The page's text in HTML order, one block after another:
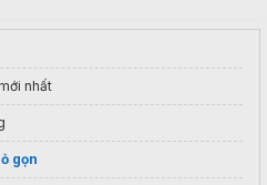
nhất
gọn